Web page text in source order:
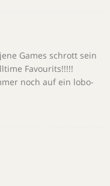
Games schrott sein
Favourits!!!!!
noch auf ein lobo-